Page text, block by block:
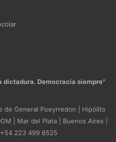
dictadura. Democracia siempre"
de General Pueyrredon | Hipólito
| Mar del Plata | Buenos Aires |
+54 223 499 6525